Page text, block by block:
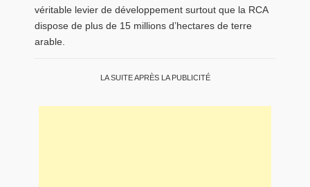
véritable levier de développement surtout que la RCA
dispose de plus de 15 millions d’hectares de terre
arable.
LA SUITE APRÈS LA PUBLICITÉ